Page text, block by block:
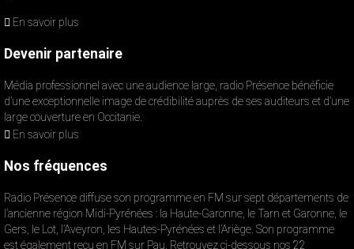
En savoir plus
Devenir partenaire
Média professionnel avec une audience large, radio Présence bénéficie
d’une exceptionnelle image de crédibilité auprès de ses auditeurs et d’une
large couverture en Occitanie.
En savoir plus
Nos fréquences
Radio Présence diffuse son programme en FM sur sept départements de
l’ancienne région Midi-Pyrénées : la Haute-Garonne, le Tarn et Garonne, le
Gers, le Lot, l’Aveyron, les Hautes-Pyrénées et l’Ariège. Son programme
est également reçu en FM sur Pau. Retrouvez ci-dessous nos 22